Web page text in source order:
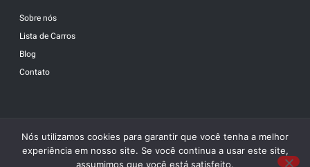
Sobre nós
Lista de Carros
Blog
Contato
Nós utilizamos cookies para garantir que você tenha a melhor
experiência em nosso site. Se você continua a usar este site,
assumimos que você está satisfeito.